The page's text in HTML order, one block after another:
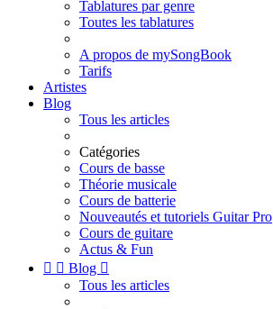
Tablatures par genre
Toutes les tablatures
A propos de mySongBook
Tarifs
Artistes
Blog
Tous les articles
Catégories
Cours de basse
Théorie musicale
Cours de batterie
Nouveautés et tutoriels Guitar Pro
Cours de guitare
Actus & Fun
  Blog 
Tous les articles